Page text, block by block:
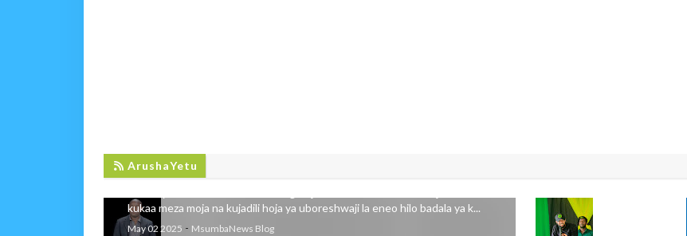
ArushaYetu
MEZA MOJA YA MAJADILIANO
kukaa meza moja na kujadili hoja ya uboreshwaji la eneo hilo badala ya k...
May 02 2025 - MsumbaNews Blog